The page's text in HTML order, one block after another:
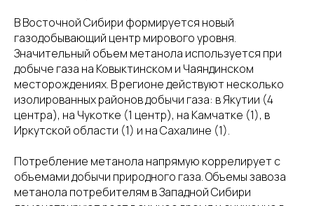
В Восточной Сибири формируется новый
газодобывающий центр мирового уровня.
Значительный объем метанола используется при
добыче газа на Ковыктинском и Чаяндинском
месторождениях. В регионе действуют несколько
изолированных районов добычи газа: в Якутии (4
центра), на Чукотке (1 центр), на Камчатке (1), в
Иркутской области (1) и на Сахалине (1).
Потребление метанола напрямую коррелирует с
объемами добычи природного газа. Объемы завоза
метанола потребителям в Западной Сибири